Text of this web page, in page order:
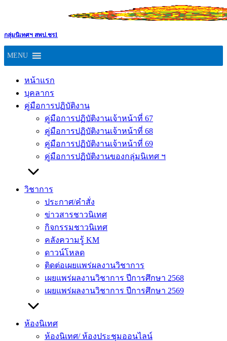
กลุ่มนิเทศฯ สพป.ชร1
MENU
หน้าแรก
บุคลากร
คู่มือการปฏิบัติงาน
คู่มือการปฏิบัติงานเจ้าหน้าที่ 67
คู่มือการปฏิบัติงานเจ้าหน้าที่ 68
คู่มือการปฏิบัติงานเจ้าหน้าที่ 69
คู่มือการปฏิบัติงานของกลุ่มนิเทศ ฯ
วิชาการ
ประกาศ/คำสั่ง
ข่าวสารชาวนิเทศ
กิจกรรมชาวนิเทศ
คลังความรู้ KM
ดาวน์โหลด
ติดต่อเผยแพร่ผลงานวิชาการ
เผยแพร่ผลงานวิชาการ ปีการศึกษา 2568
เผยแพร่ผลงานวิชาการ ปีการศึกษา 2569
ห้องนิเทศ
ห้องนิเทศ/ ห้องประชุมออนไลน์